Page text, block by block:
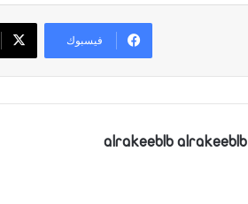
فيسبوك
alrakeeblb alrakeeblb